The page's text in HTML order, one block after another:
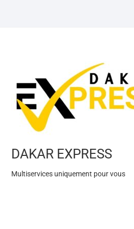
DAKAR EXPRESS
Multiservices uniquement pour vous